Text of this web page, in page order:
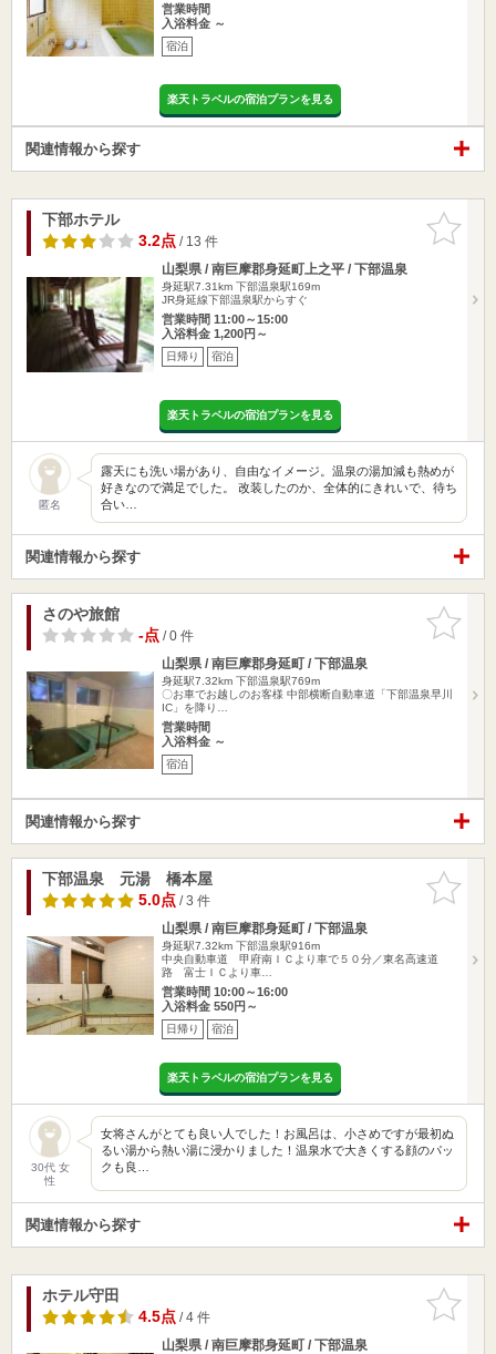
営業時間
入浴料金 ～
宿泊
楽天トラベルの宿泊プランを見る
関連情報から探す
お気に入
りに追加
下部ホテル
3.2点/ 13 件
山梨県 / 南巨摩郡身延町上之平 / 下部温泉
身延駅7.31km 下部温泉駅169m
JR身延線下部温泉駅からすぐ
営業時間 11:00～15:00
入浴料金 1,200円～
日帰り 宿泊
楽天トラベルの宿泊プランを見る
匿名
露天にも洗い場があり、自由なイメージ。温泉の湯加減も熱めが
好きなので満足でした。 改装したのか、全体的にきれいで、待ち
合い…
関連情報から探す
お気に入
りに追加
さのや旅館
-点/ 0 件
山梨県 / 南巨摩郡身延町 / 下部温泉
身延駅7.32km 下部温泉駅769m
〇お車でお越しのお客様 中部横断自動車道「下部温泉早川
IC」を降り…
営業時間
入浴料金 ～
宿泊
関連情報から探す
お気に入
りに追加
下部温泉 元湯 橋本屋
5.0点/ 3 件
山梨県 / 南巨摩郡身延町 / 下部温泉
身延駅7.32km 下部温泉駅916m
中央自動車道 甲府南ＩＣより車で５０分／東名高速道
路 富士ＩＣより車…
営業時間 10:00～16:00
入浴料金 550円～
日帰り 宿泊
楽天トラベルの宿泊プランを見る
30代 女
性
女将さんがとても良い人でした！お風呂は、小さめですが最初ぬ
るい湯から熱い湯に浸かりました！温泉水で大きくする顔のパッ
クも良…
関連情報から探す
お気に入
りに追加
ホテル守田
4.5点/ 4 件
山梨県 / 南巨摩郡身延町 / 下部温泉